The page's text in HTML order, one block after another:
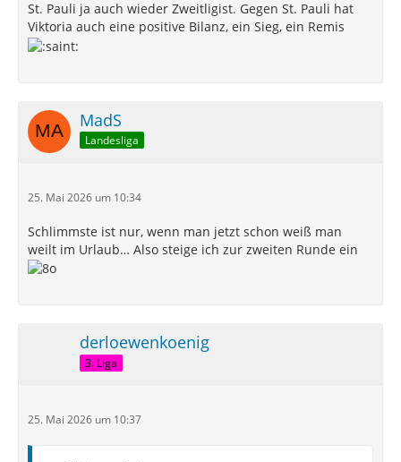
St. Pauli ja auch wieder Zweitligist. Gegen St. Pauli hat
Viktoria auch eine positive Bilanz, ein Sieg, ein Remis
MadS
Landesliga
25. Mai 2026 um 10:34
Schlimmste ist nur, wenn man jetzt schon weiß man
weilt im Urlaub… Also steige ich zur zweiten Runde ein
derloewenkoenig
3. Liga
25. Mai 2026 um 10:37